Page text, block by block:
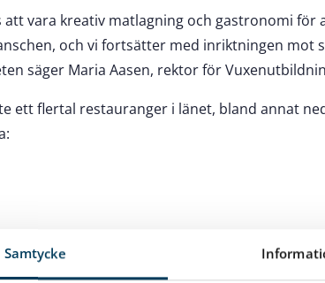
Samtycke
vara kreativ matlagning och gastronomi för
och vi fortsätter med inriktningen mot
säger Maria Aasen, rektor för
ett flertal restauranger i länet, bland annat